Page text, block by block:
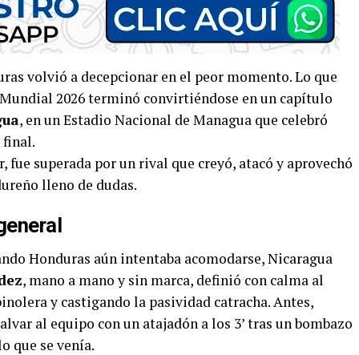
volvió a decepcionar en el peor momento. Lo que
2026 terminó convirtiéndose en un capítulo
, en un Estadio Nacional de Managua que celebró
final.
superada por un rival que creyó, atacó y aprovechó
lleno de dudas.
Honduras aún intentaba acomodarse, Nicaragua
, mano a mano y sin marca, definió con calma al
y castigando la pasividad catracha. Antes,
al equipo con un atajadón a los 3’ tras un bombazo
que se venía.